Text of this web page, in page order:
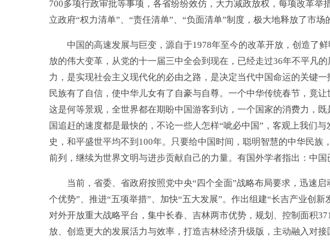
700多项行政审批等事项，各省纷纷效仿，大力减政放权，每项改革举
立政府“权力清单”、“责任清单”、“负面清单”制度，极大地释放了市场
中国的高速发展与巨变，源自于1978年至今的改革开放，创造了鲜
放的伟大变革，从党的十一届三中全会到现在，已经走过36年不平凡
力，是实现社会主义现代化的必由之路，是决定当代中国命运的关键
民族有了自信，使中华儿女有了自豪与自尊。一个中华传统春节，竟
这是何等景观，全世界都在期盼中国游客到访，一个国家的消费力，
国追赶的速度都是最快的，不论一些人怎样“呲必中国”，客观上我们
史，和平盛世平均不到100年。只要给中国时间，聪明智慧的中华民
前列，继续为世界文明与进步贡献自己的力量。有国外学者指出：中
当前，省委、省政府按照党中央“四个全面”战略布局要求，迅速启
个优势”、推进“五项举措”、加快“五大发展”。作出组建“长吉产业创
对外开放重大战略平台，集中长春、吉林两市优势，规划、控制面积
放、创造更大的发展活力与效率，打造吉林经济升级版，主动融入对